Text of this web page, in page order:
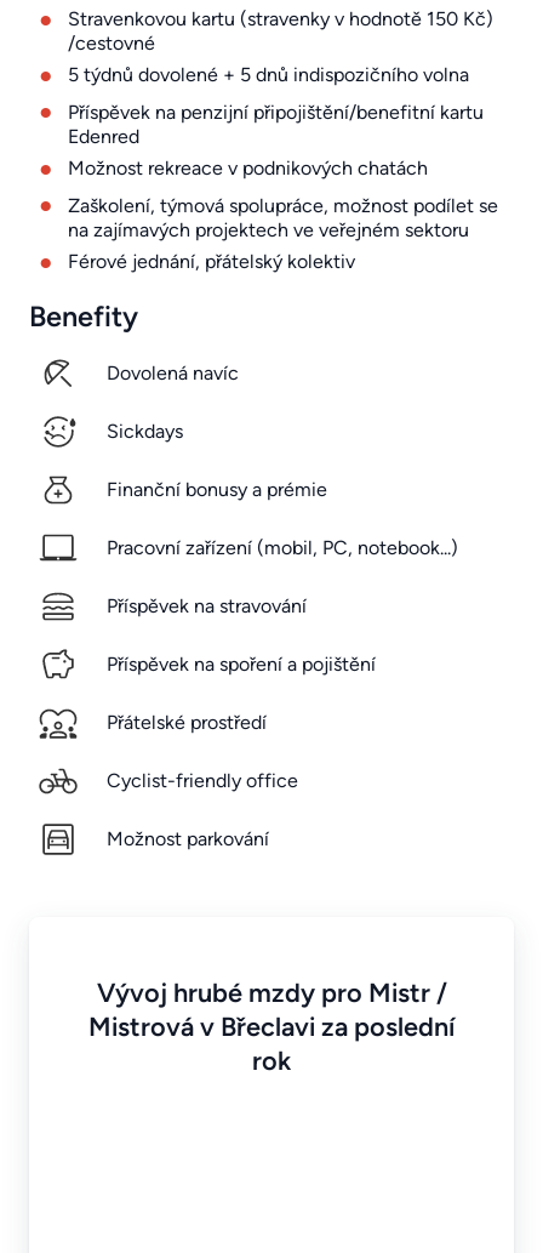
Stravenkovou kartu (stravenky v hodnotě 150 Kč)
/cestovné
5 týdnů dovolené + 5 dnů indispozičního volna
Příspěvek na penzijní připojištění/benefitní kartu
Edenred
Možnost rekreace v podnikových chatách
Zaškolení, týmová spolupráce, možnost podílet se
na zajímavých projektech ve veřejném sektoru
Férové jednání, přátelský kolektiv
Benefity
Dovolená navíc
Sickdays
Finanční bonusy a prémie
Pracovní zařízení (mobil, PC, notebook...)
Příspěvek na stravování
Příspěvek na spoření a pojištění
Přátelské prostředí
Cyclist-friendly office
Možnost parkování
Vývoj hrubé mzdy pro Mistr /
Mistrová v Břeclavi za poslední
rok